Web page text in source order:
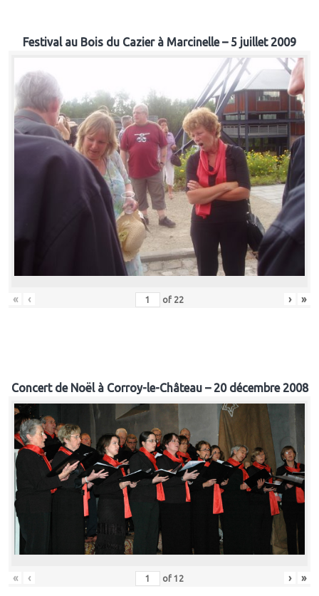
Festival au Bois du Cazier à Marcinelle – 5 juillet 2009
« ‹ of 22 › »
Concert de Noël à Corroy-le-Château – 20 décembre 2008
« ‹ of 12 › »